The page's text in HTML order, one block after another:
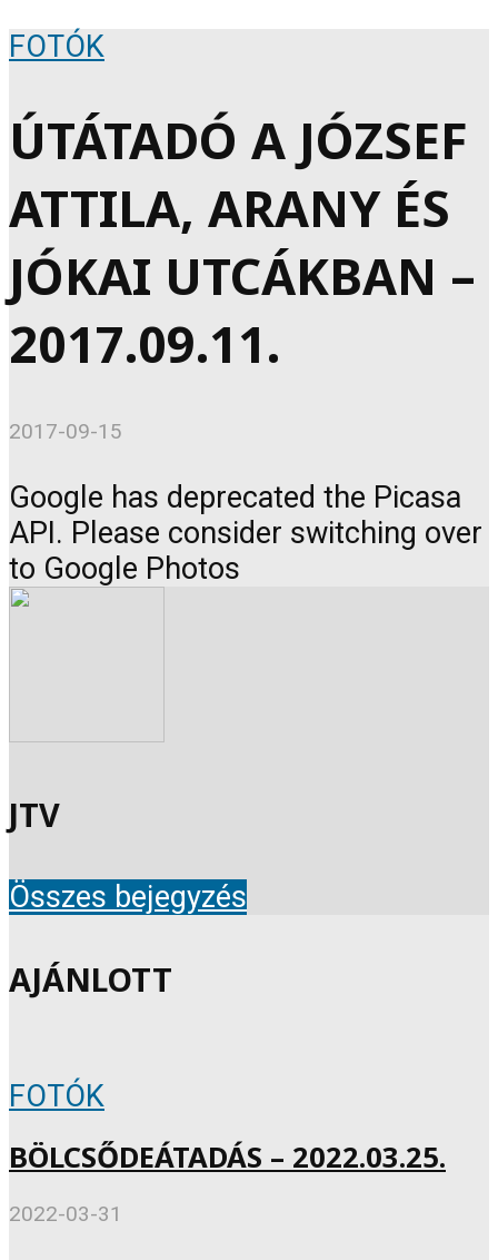
FOTÓK
ÚTÁTADÓ A JÓZSEF
ATTILA, ARANY ÉS
JÓKAI UTCÁKBAN –
2017.09.11.
2017-09-15
Google has deprecated the Picasa
API. Please consider switching over
to Google Photos
JTV
Összes bejegyzés
AJÁNLOTT
FOTÓK
BÖLCSŐDEÁTADÁS – 2022.03.25.
2022-03-31